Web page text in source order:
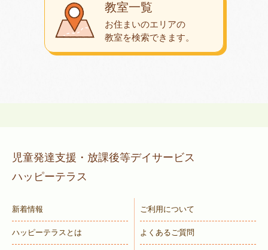
教室一覧
お住まいのエリアの
教室を検索できます。
児童発達支援・放課後等デイサービス
ハッピーテラス
新着情報
ハッピーテラスとは
ご利用について
よくあるご質問